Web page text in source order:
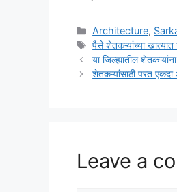
Categories
Architecture,
Tags
पैसे शेतकऱ्यांच्या खात्यात
या जिल्ह्यातील
शेतकऱ्यांसाठी परत
Leave a